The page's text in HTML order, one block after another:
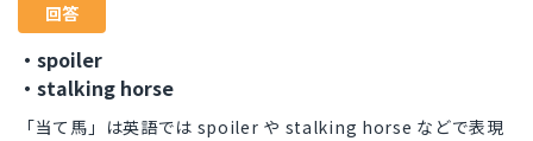
回答
・spoiler
・stalking horse
「当て馬」は英語では spoiler や stalking horse などで表現